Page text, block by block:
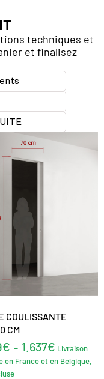
techniques et
et finalisez
COULISSANTE
CM
€ – 1.637€ Livraison
en France et en Belgique,